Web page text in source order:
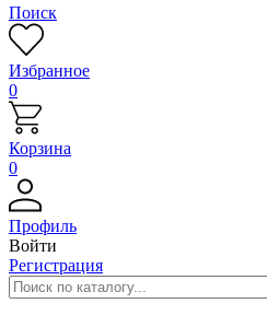
Поиск
Избранное
0
Корзина
0
Профиль
Войти
Регистрация